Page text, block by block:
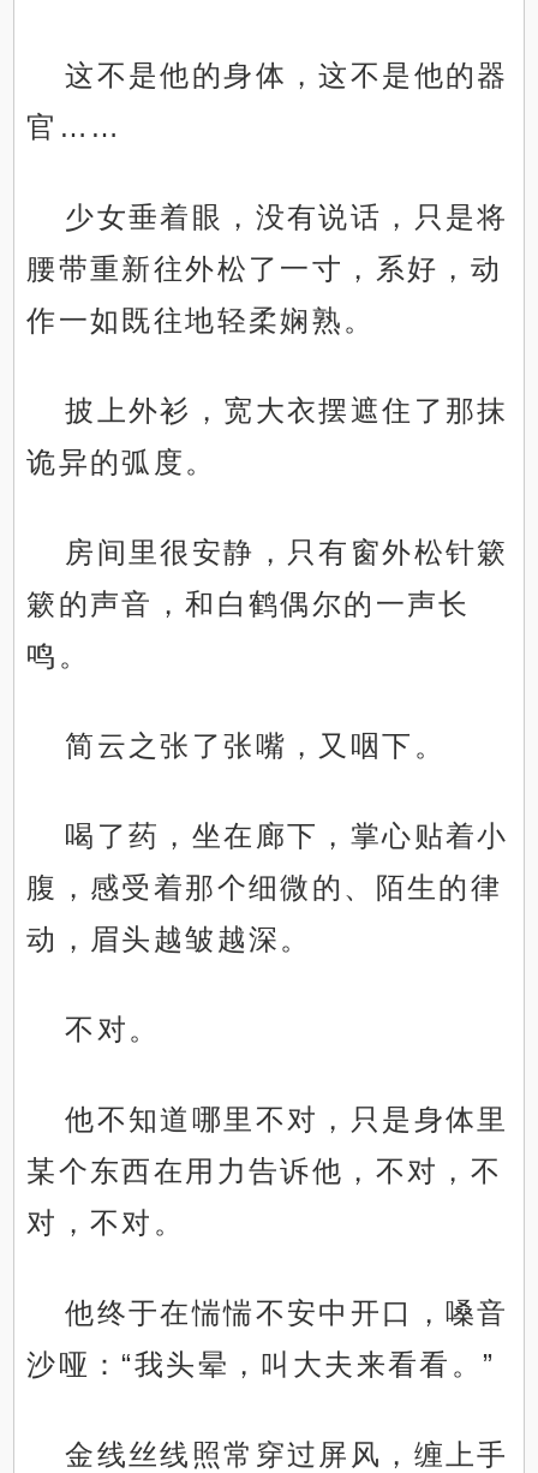
这不是他的身体，这不是他的器
官……
少女垂着眼，没有说话，只是将
腰带重新往外松了一寸，系好，动
作一如既往地轻柔娴熟。
披上外衫，宽大衣摆遮住了那抹
诡异的弧度。
房间里很安静，只有窗外松针簌
簌的声音，和白鹤偶尔的一声长
鸣。
简云之张了张嘴，又咽下。
喝了药，坐在廊下，掌心贴着小
腹，感受着那个细微的、陌生的律
动，眉头越皱越深。
不对。
他不知道哪里不对，只是身体里
某个东西在用力告诉他，不对，不
对，不对。
他终于在惴惴不安中开口，嗓音
沙哑：“我头晕，叫大夫来看看。”
金线丝线照常穿过屏风，缠上手